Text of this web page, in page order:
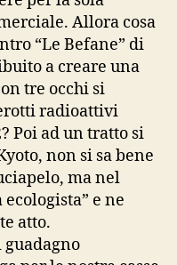
Allora cosa
“Le Befane” di
a creare una
tre occhi si
radioattivi
Poi ad un tratto si
non si sa bene
ma nel
e ne
atto.
guadagno